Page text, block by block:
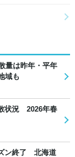
量は昨年・平年
域も
状況 2026年春
ン終了 北海道